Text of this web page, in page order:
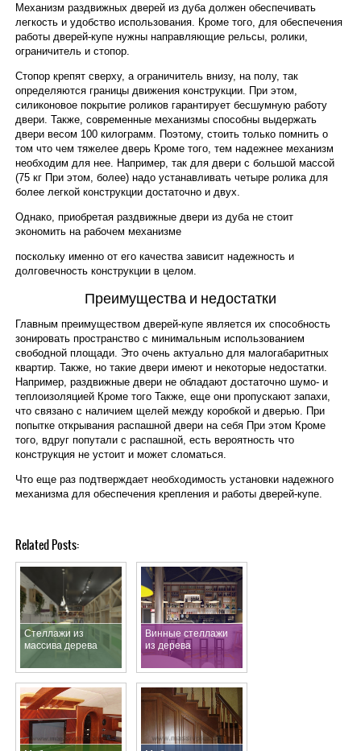
Механизм раздвижных дверей из дуба должен обеспечивать
легкость и удобство использования. Кроме того, для обеспечения
работы дверей-купе нужны направляющие рельсы, ролики,
ограничитель и стопор.
Стопор крепят сверху, а ограничитель внизу, на полу, так
определяются границы движения конструкции. При этом,
силиконовое покрытие роликов гарантирует бесшумную работу
двери. Также, современные механизмы способны выдержать
двери весом 100 килограмм. Поэтому, стоить только помнить о
том что чем тяжелее дверь Кроме того, тем надежнее механизм
необходим для нее. Например, так для двери с большой массой
(75 кг При этом, более) надо устанавливать четыре ролика для
более легкой конструкции достаточно и двух.
Однако, приобретая раздвижные двери из дуба не стоит
экономить на рабочем механизме
поскольку именно от его качества зависит надежность и
долговечность конструкции в целом.
Преимущества и недостатки
Главным преимуществом дверей-купе является их способность
зонировать пространство с минимальным использованием
свободной площади. Это очень актуально для малогабаритных
квартир. Также, но такие двери имеют и некоторые недостатки.
Например, раздвижные двери не обладают достаточно шумо- и
теплоизоляцией Кроме того Также, еще они пропускают запахи,
что связано с наличием щелей между коробкой и дверью. При
попытке открывания распашной двери на себя При этом Кроме
того, вдруг попутали с распашной, есть вероятность что
конструкция не устоит и может сломаться.
Что еще раз подтверждает необходимость установки надежного
механизма для обеспечения крепления и работы дверей-купе.
Related Posts:
Стеллажи из
массива дерева
Винные стеллажи
из дерева